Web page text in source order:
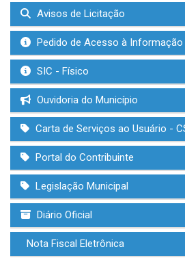
Avisos de Licitação
Pedido de Acesso à Informação
SIC - Físico
Ouvidoria do Município
Carta de Serviços ao Usuário -
Portal do Contribuinte
Legislação Municipal
Diário Oficial
Nota Fiscal Eletrônica